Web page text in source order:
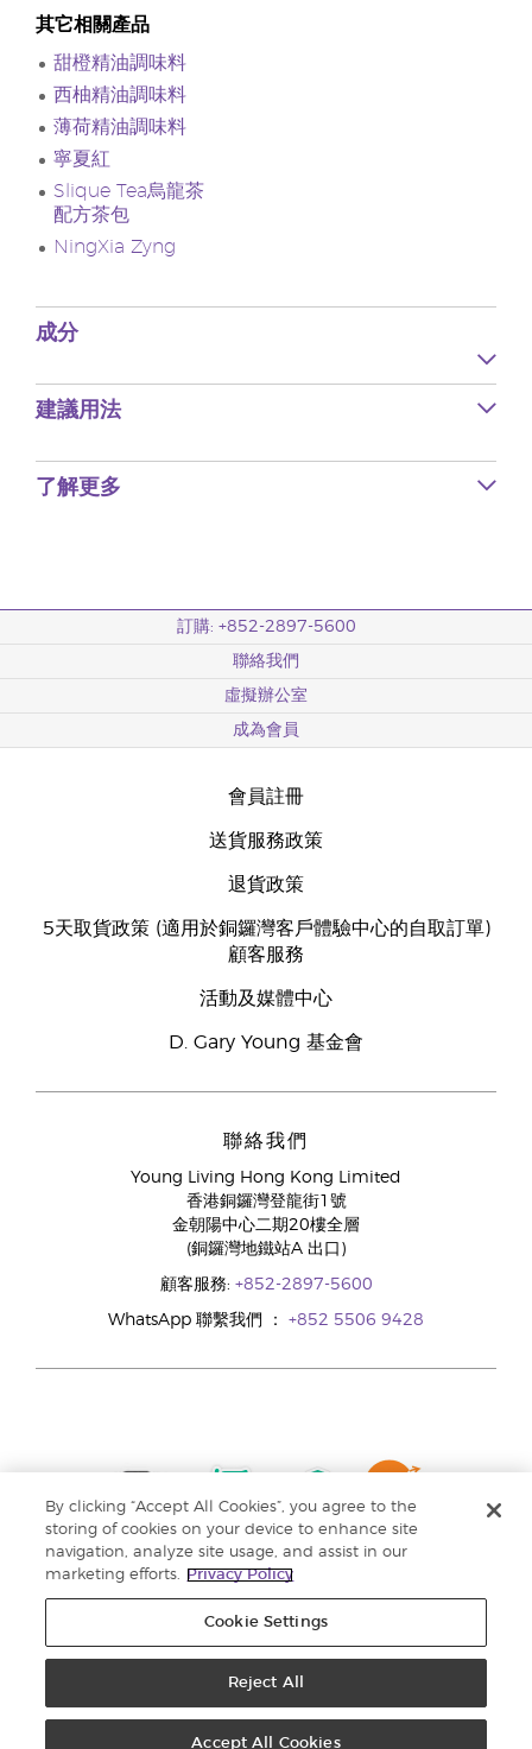
其它相關產品
甜橙精油調味料
西柚精油調味料
薄荷精油調味料
寧夏紅
Slique Tea烏龍茶
配方茶包
NingXia Zyng
成分
建議用法
了解更多
訂購: +852-2897-5600
聯絡我們
虛擬辦公室
成為會員
會員註冊
送貨服務政策
退貨政策
5天取貨政策 (適用於銅鑼灣客戶體驗中心的自取訂單)
顧客服務
活動及媒體中心
D. Gary Young 基金會
聯絡我們
Young Living Hong Kong Limited
香港銅鑼灣登龍街1號
金朝陽中心二期20樓全層
(銅鑼灣地鐵站A 出口)
顧客服務: +852-2897-5600
WhatsApp 聯繫我們 ： +852 5506 9428
By clicking “Accept All Cookies”, you agree to the
storing of cookies on your device to enhance site
navigation, analyze site usage, and assist in our
marketing efforts.
Privacy Policy
Cookie Settings
Reject All
Accept All Cookies